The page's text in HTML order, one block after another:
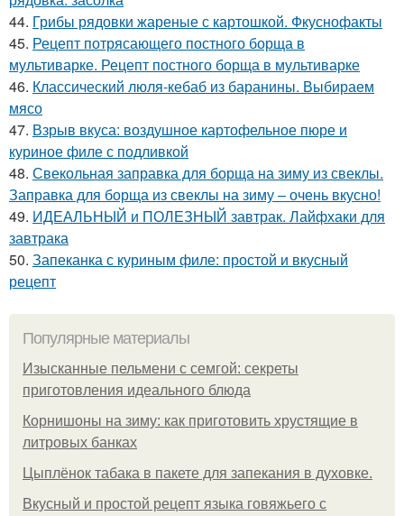
44. Грибы рядовки жареные с картошкой. Фкуснофакты
45. Рецепт потрясающего постного борща в
мультиварке. Рецепт постного борща в мультиварке
46. Классический люля-кебаб из баранины. Выбираем
мясо
47. Взрыв вкуса: воздушное картофельное пюре и
куриное филе с подливкой
48. Свекольная заправка для борща на зиму из свеклы.
Заправка для борща из свеклы на зиму – очень вкусно!
49. ИДЕАЛЬНЫЙ и ПОЛЕЗНЫЙ завтрак. Лайфхаки для
завтрака
50. Запеканка с куриным филе: простой и вкусный
рецепт
Популярные материалы
Изысканные пельмени с семгой: секреты
приготовления идеального блюда
Корнишоны на зиму: как приготовить хрустящие в
литровых банках
Цыплёнок табака в пакете для запекания в духовке.
Вкусный и простой рецепт языка говяжьего с